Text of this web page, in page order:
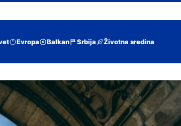
Evropa Balkan Srbija Životna sredina